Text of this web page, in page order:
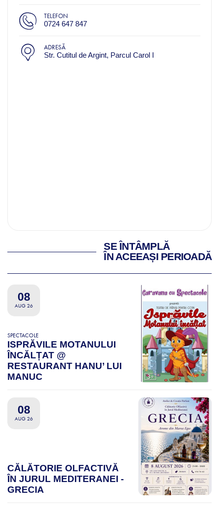
TELEFON
0724 647 847
ADRESĂ
Str. Cutitul de Argint, Parcul Carol I
SE ÎNTÂMPLĂ
ÎN ACEEAȘI PERIOADĂ
08
AUG 26
SPECTACOLE
ISPRĂVILE MOTANULUI
ÎNCĂLȚAT @
RESTAURANT HANU’ LUI
MANUC
08
AUG 26
CĂLĂTORIE OLFACTIVĂ
ÎN JURUL MEDITERANEI -
GRECIA